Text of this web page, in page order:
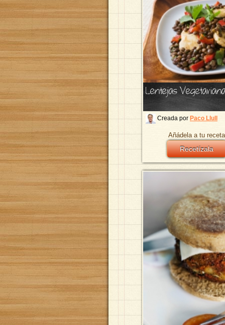
Lentejas
Creada por Paco Llull
Añádela a tu
Recetízala